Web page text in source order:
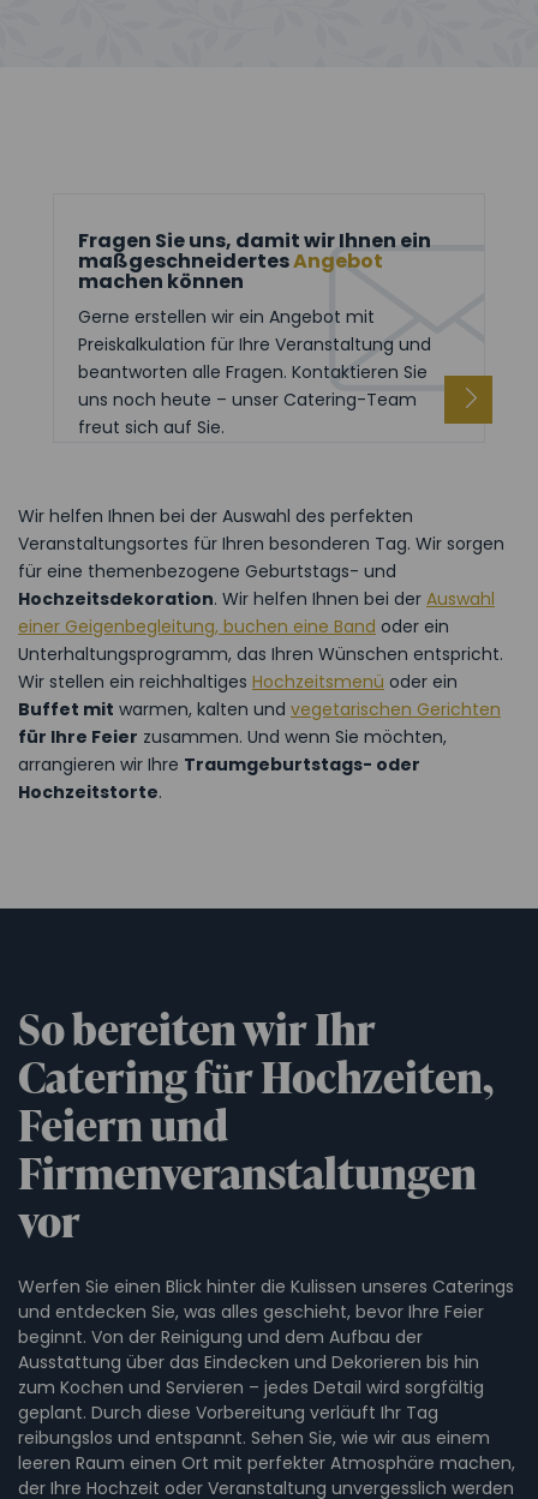
Fragen Sie uns, damit wir Ihnen ein
maßgeschneidertesAngebot
machen können
Gerne erstellen wir ein Angebot mit
Preiskalkulation für Ihre Veranstaltung und
beantworten alle Fragen. Kontaktieren Sie
uns noch heute – unser Catering-Team
freut sich auf Sie.
Wir helfen Ihnen bei der Auswahl des perfekten
Veranstaltungsortes für Ihren besonderen Tag. Wir sorgen
für eine themenbezogene Geburtstags- und
Hochzeitsdekoration. Wir helfen Ihnen bei der Auswahl
einer Geigenbegleitung, buchen eine Band oder ein
Unterhaltungsprogramm, das Ihren Wünschen entspricht.
Wir stellen ein reichhaltiges Hochzeitsmenü oder ein
Buffet mit warmen, kalten und vegetarischen Gerichten
für Ihre Feier zusammen. Und wenn Sie möchten,
arrangieren wir Ihre Traumgeburtstags- oder
Hochzeitstorte.
So bereiten wir Ihr
Catering für Hochzeiten,
Feiern und
Firmenveranstaltungen
vor
Werfen Sie einen Blick hinter die Kulissen unseres Caterings
und entdecken Sie, was alles geschieht, bevor Ihre Feier
beginnt. Von der Reinigung und dem Aufbau der
Ausstattung über das Eindecken und Dekorieren bis hin
zum Kochen und Servieren – jedes Detail wird sorgfältig
geplant. Durch diese Vorbereitung verläuft Ihr Tag
reibungslos und entspannt. Sehen Sie, wie wir aus einem
leeren Raum einen Ort mit perfekter Atmosphäre machen,
der Ihre Hochzeit oder Veranstaltung unvergesslich werden